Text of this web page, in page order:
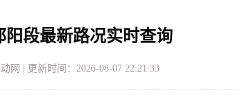
阳段最新路况实时查询
网 更新时间：2026-08-07 22:21:33